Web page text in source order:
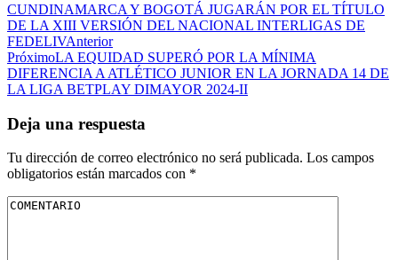
CUNDINAMARCA Y BOGOTÁ JUGARÁN POR EL TÍTULO
DE LA XIII VERSIÓN DEL NACIONAL INTERLIGAS DE
FEDELIVAnterior
PróximoLA EQUIDAD SUPERÓ POR LA MÍNIMA
DIFERENCIA A ATLÉTICO JUNIOR EN LA JORNADA 14 DE
LA LIGA BETPLAY DIMAYOR 2024-II
Deja una respuesta
Tu dirección de correo electrónico no será publicada. Los campos
obligatorios están marcados con *